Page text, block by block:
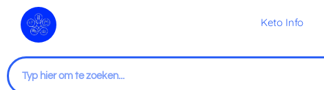
naar
inhoud
Keto Info
Zoeken